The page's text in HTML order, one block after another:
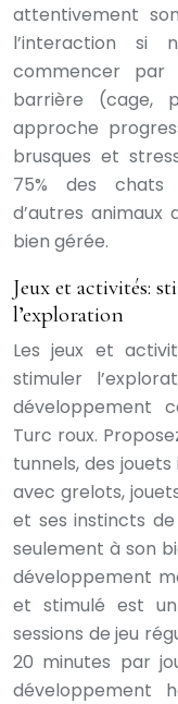
attentivement
l’interaction si
commencer par
barrière (cage,
approche
brusques et
75% des chats
d’autres animaux
bien gérée.
Jeux et activités:
l’exploration
Les jeux et
stimuler
développement
Turc roux.
tunnels, des
avec grelots,
et ses instincts
seulement à son
développement
et stimulé est
sessions de jeu
20 minutes par
développement